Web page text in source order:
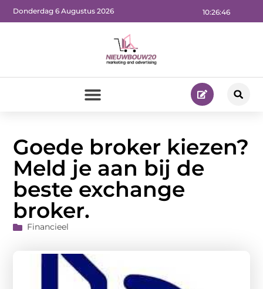
10:26:47
Donderdag 6 Augustus 2026
Goede broker kiezen?
Meld je aan bij de
beste exchange
broker.
Financieel